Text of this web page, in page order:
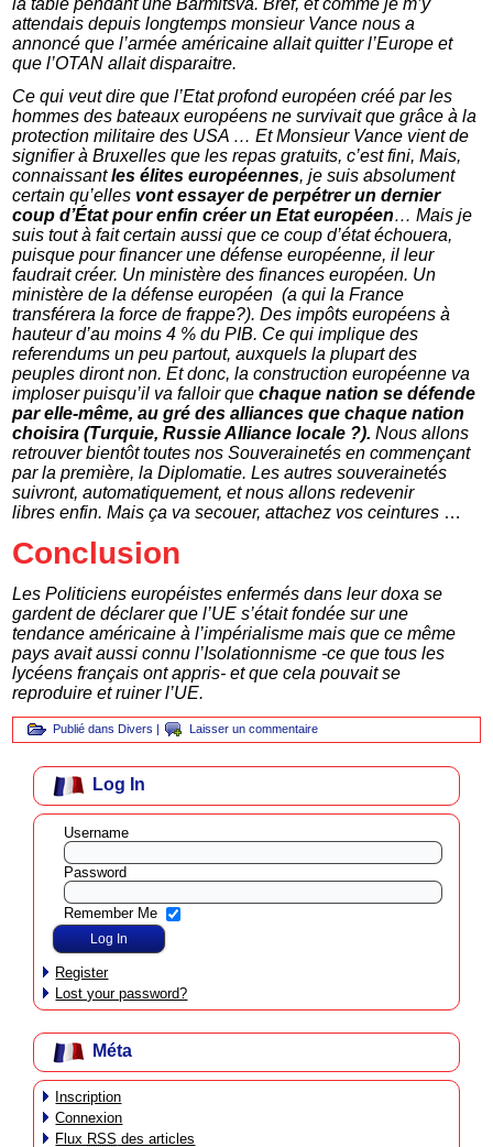
attendais depuis longtemps monsieur Vance nous a
annoncé que l’armée américaine allait quitter l’Europe et
que l’OTAN allait disparaitre.
Ce qui veut dire que l’Etat profond européen créé par les
hommes des bateaux européens ne survivait que grâce à la
protection militaire des USA … Et Monsieur Vance vient de
signifier à Bruxelles que les repas gratuits, c’est fini, Mais,
connaissantles élites européennes, je suis absolument
certain qu’elles vont essayer de perpétrer un dernier
coup d’État pour enfin créer un Etat européen… Mais je
suis tout à fait certain aussi que ce coup d’état échouera,
puisque pour financer une défense européenne, il leur
faudrait créer. Un ministère des finances européen. Un
ministère de la défense européen (a qui la France
transférera la force de frappe?). Des impôts européens à
hauteur d’au moins 4 % du PIB. Ce qui implique des
referendums un peu partout, auxquels la plupart des
peuples diront non. Et donc, la construction européenne va
imploser puisqu’il va falloir quechaque nation se défende
par elle-même, au gré des alliances que chaque nation
choisira (Turquie, Russie Alliance locale ?). Nous allons
retrouver bientôt toutes nos Souverainetés en commençant
par la première, la Diplomatie. Les autres souverainetés
suivront, automatiquement, et nous allons redevenir
libres enfin. Mais ça va secouer, attachez vos ceintures …
Conclusion
Les Politiciens européistes enfermés dans leur doxa se
gardent de déclarer que l’UE s’était fondée sur une
tendance américaine à l’impérialisme mais que ce même
pays avait aussi connu l’Isolationnisme -ce que tous les
lycéens français ont appris- et que cela pouvait se
reproduire et ruiner l’UE.
Publié dans Divers | Laisser un commentaire
Log In
Username
Password
Remember Me
Register
Lost your password?
Méta
Inscription
Connexion
Flux RSS des articles